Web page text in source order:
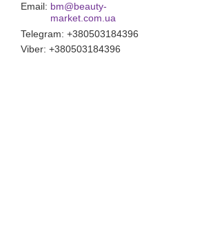
bm@beauty-
market.com.ua
Telegram +380503184396
Viber +380503184396